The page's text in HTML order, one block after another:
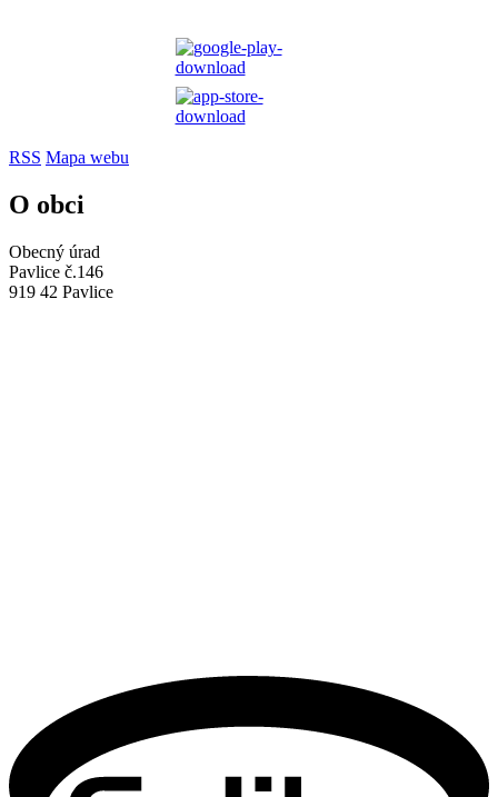
RSS Mapa webu
O obci
Obecný úrad
Pavlice č.146
919 42 Pavlice